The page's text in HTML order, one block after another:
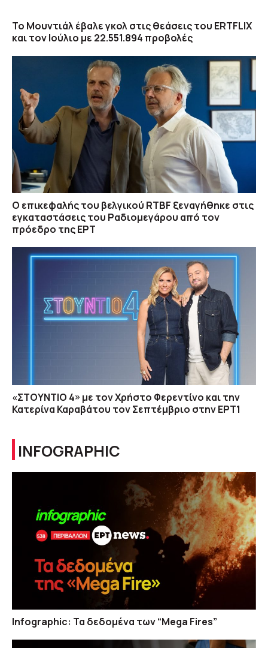
Το Μουντιάλ έβαλε γκολ στις θεάσεις του ERTFLIX
και τον Ιούλιο με 22.551.894 προβολές
O επικεφαλής του βελγικού RTBF ξεναγήθηκε στις
εγκαταστάσεις του Ραδιομεγάρου από τον
πρόεδρο της ΕΡΤ
«ΣΤΟΥΝΤΙΟ 4» με τον Χρήστο Φερεντίνο και την
Κατερίνα Καραβάτου τον Σεπτέμβριο στην ΕΡΤ1
INFOGRAPHIC
Infographic: Τα δεδομένα των “Mega Fires”